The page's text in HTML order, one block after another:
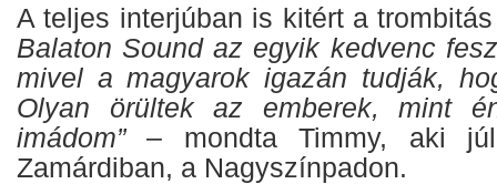
A teljes interjúban is kitért a
Balaton Sound az egyik kedvenc
mivel a magyarok igazán tudják,
Olyan örültek az emberek, mint
imádom”– mondta Timmy, aki
Zamárdiban, a Nagyszínpadon.